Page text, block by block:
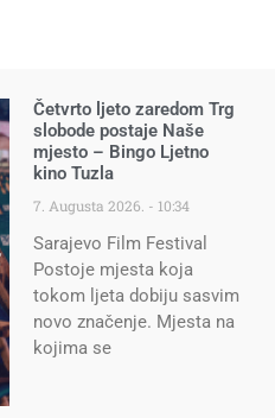
Četvrto ljeto zaredom Trg
slobode postaje Naše
mjesto – Bingo Ljetno
kino Tuzla
7. Augusta 2026. 10:34
Sarajevo Film Festival
Postoje mjesta koja
tokom ljeta dobiju sasvim
novo značenje. Mjesta na
kojima se